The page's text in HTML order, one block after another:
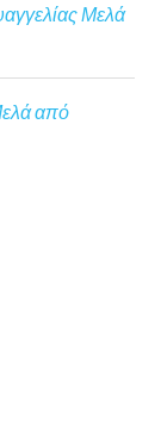
Μελά
από